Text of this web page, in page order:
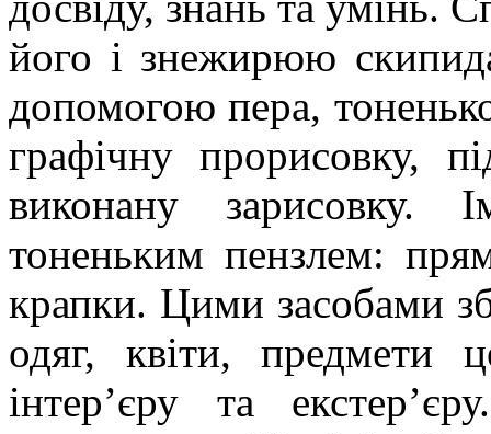
його і знежирюю
допомогою пера,
графічну прорисовку,
виконану зарисовку.
тоненьким пензлем:
крапки. Цими засобами
одяг, квіти, предмети
інтер’єру та